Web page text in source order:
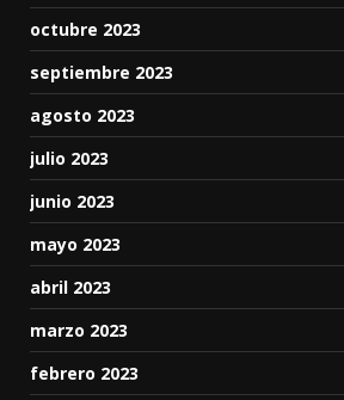
octubre 2023
septiembre 2023
agosto 2023
julio 2023
junio 2023
mayo 2023
abril 2023
marzo 2023
febrero 2023